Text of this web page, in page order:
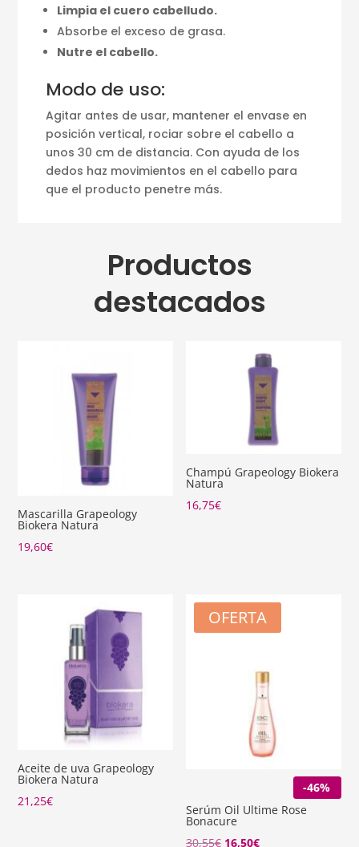
Limpia el cuero cabelludo.
Absorbe el exceso de grasa.
Nutre el cabello.
Modo de uso:
Agitar antes de usar, mantener el envase en
posición vertical, rociar sobre el cabello a
unos 30 cm de distancia. Con ayuda de los
dedos haz movimientos en el cabello para
que el producto penetre más.
Productos
destacados
Mascarilla Grapeology
Biokera Natura
19,60€
Champú Grapeology Biokera
Natura
16,75€
Aceite de uva Grapeology
Biokera Natura
21,25€
OFERTA
-46%
Serúm Oil Ultime Rose
Bonacure
30,55€ El
16,50€El